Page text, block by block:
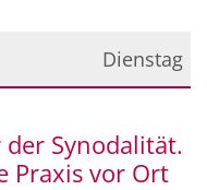
Dienstag
Synodalität.
Praxis vor Ort